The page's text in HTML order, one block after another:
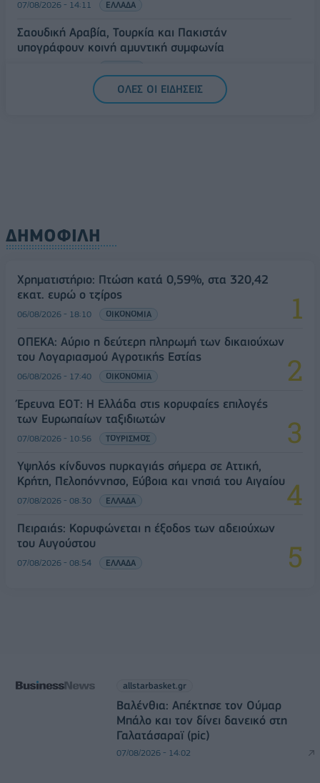
07/08/2026 - 14:11 ΕΛΛΑΔΑ
Σαουδική Αραβία, Τουρκία και Πακιστάν
υπογράφουν κοινή αμυντική συμφωνία
ΟΛΕΣ ΟΙ ΕΙΔΗΣΕΙΣ
ΔΗΜΟΦΙΛΗ
Χρηματιστήριο: Πτώση κατά 0,59%, στα 320,42
εκατ. ευρώ ο τζίρος
06/08/2026 - 18:10 ΟΙΚΟΝΟΜΙΑ
ΟΠΕΚΑ: Αύριο η δεύτερη πληρωμή των δικαιούχων
του Λογαριασμού Αγροτικής Εστίας
06/08/2026 - 17:40 ΟΙΚΟΝΟΜΙΑ
Έρευνα ΕΟΤ: Η Ελλάδα στις κορυφαίες επιλογές
των Ευρωπαίων ταξιδιωτών
07/08/2026 - 10:56 ΤΟΥΡΙΣΜΟΣ
Υψηλός κίνδυνος πυρκαγιάς σήμερα σε Αττική,
Κρήτη, Πελοπόννησο, Εύβοια και νησιά του Αιγαίου
07/08/2026 - 08:30 ΕΛΛΑΔΑ
Πειραιάς: Κορυφώνεται η έξοδος των αδειούχων
του Αυγούστου
07/08/2026 - 08:54 ΕΛΛΑΔΑ
allstarbasket.gr
Βαλένθια: Απέκτησε τον Ούμαρ
Μπάλο και τον δίνει δανεικό στη
Γαλατάσαραϊ (pic)
07/08/2026 - 14:02